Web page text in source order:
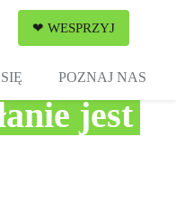
❤ WESPRZYJ
POZNAJ NAS
jest